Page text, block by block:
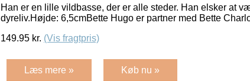
Han er en lille vildbasse, der er alle steder. Han elsker at
dyreliv.Højde: 6,5cmBette Hugo er partner med Bette
149.95 kr. (Vis fragtpris)
Læs mere » Køb nu »